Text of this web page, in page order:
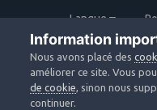
Langue
Nous
Powered
Information
Nous avons placé des
améliorer ce site. Vous
de cookie, sinon nous
continuer.